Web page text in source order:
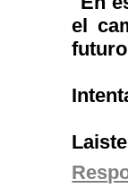
el